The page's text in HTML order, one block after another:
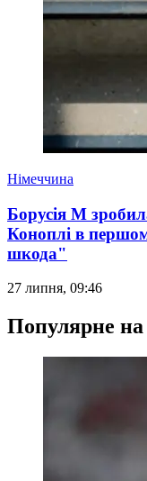
Німеччина
Борусія М
Коноплі в
шкода"
27 липня, 09:46
Популярне на